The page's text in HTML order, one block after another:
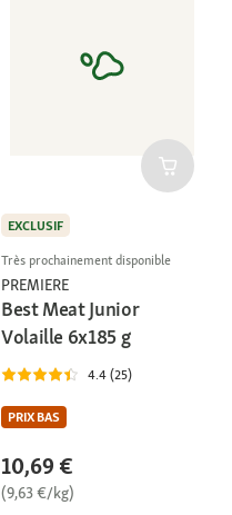
EXCLUSIF
Très prochainement disponible
PREMIERE
Best Meat Junior
Volaille 6x185 g
4.4 (25)
PRIX BAS
10,69 €
(9,63 €/kg)